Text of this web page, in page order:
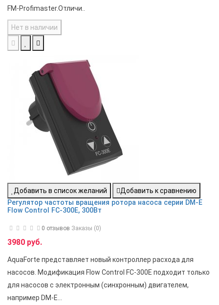
FM-Profimaster.Отличи..
Нет в наличии
Добавить в список желаний
Добавить к сравнению
Регулятор частоты вращения ротора насоса серии DM-E
Flow Control FC-300E, 300Вт
0 отзывов Заказы (0)
3980 руб.
AquaForte представляет новый контроллер расхода для
насосов. Модификация Flow Control FC-300E подходит только
для насосов с электронным (синхронным) двигателем,
например DM-E...